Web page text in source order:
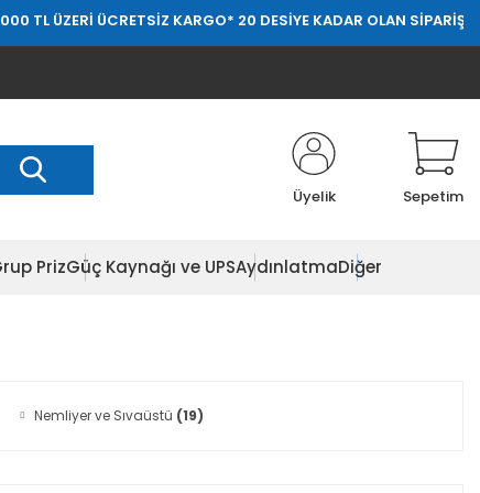
ÜCRETSİZ KARGO* 20 DESİYE KADAR OLAN SİPARİŞLERDE
Üyelik Sepetim
PrizGüç Kaynağı ve UPSAydınlatmaDiğer
Nemliyer ve Sıvaüstü (19)